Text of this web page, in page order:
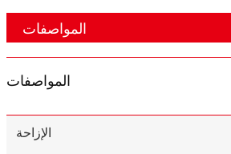
المواصفات
المواصفات
الإزاحة